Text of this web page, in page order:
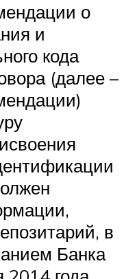
о
и
кода
(далее –
в
Банка